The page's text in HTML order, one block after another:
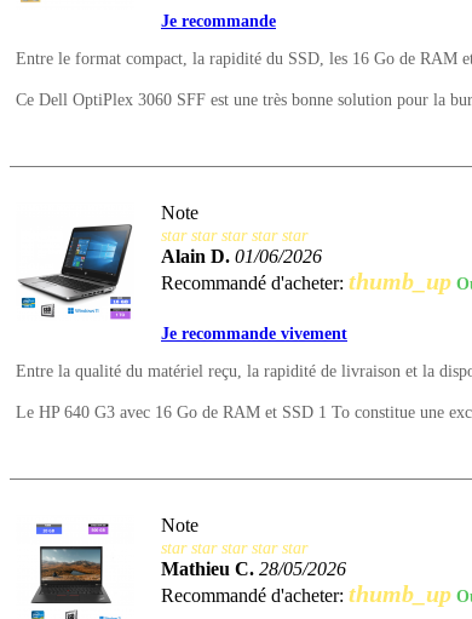
Je recommande
Entre le format compact, la rapidité du SSD, les 16 Go de RAM
Ce Dell OptiPlex 3060 SFF est une très bonne solution pour la
Note
star star star star star
Alain D. 01/06/2026
Recommandé d'acheter: thumb_up
Je recommande vivement
Entre la qualité du matériel reçu, la rapidité de livraison et la
Le HP 640 G3 avec 16 Go de RAM et SSD 1 To constitue une
Note
star star star star star
Mathieu C. 28/05/2026
Recommandé d'acheter: thumb_up